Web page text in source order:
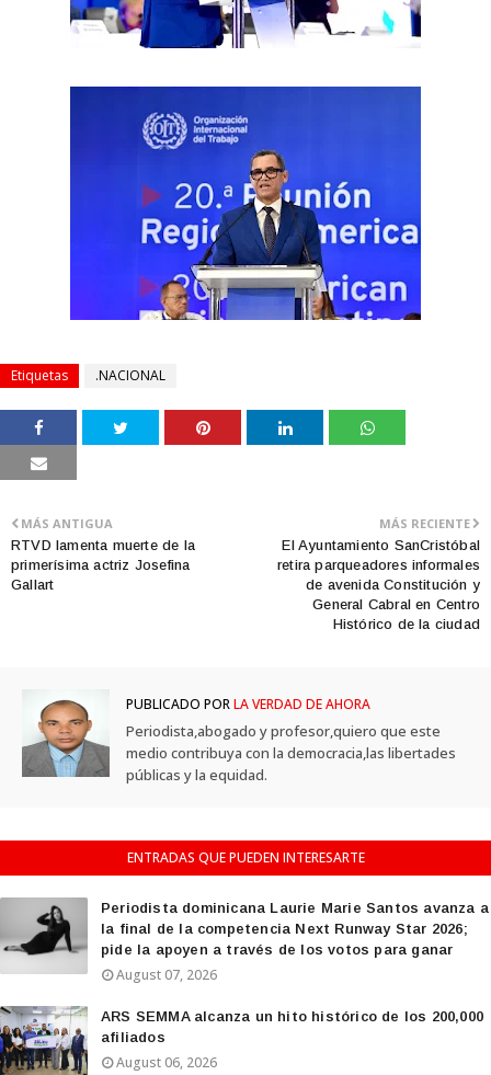
Etiquetas .NACIONAL
MÁS RECIENTE
El Ayuntamiento SanCristóbal
retira parqueadores informales
de avenida Constitución y
General Cabral en Centro
Histórico de la ciudad
MÁS ANTIGUA
RTVD lamenta muerte de la
primerísima actriz Josefina
Gallart
PUBLICADO PORLA VERDAD DE AHORA
Periodista,abogado y profesor,quiero que este
medio contribuya con la democracia,las libertades
públicas y la equidad.
ENTRADAS QUE PUEDEN INTERESARTE
Periodista dominicana Laurie Marie Santos avanza a
la final de la competencia Next Runway Star 2026;
pide la apoyen a través de los votos para ganar
August 07, 2026
ARS SEMMA alcanza un hito histórico de los 200,000
afiliados
August 06, 2026